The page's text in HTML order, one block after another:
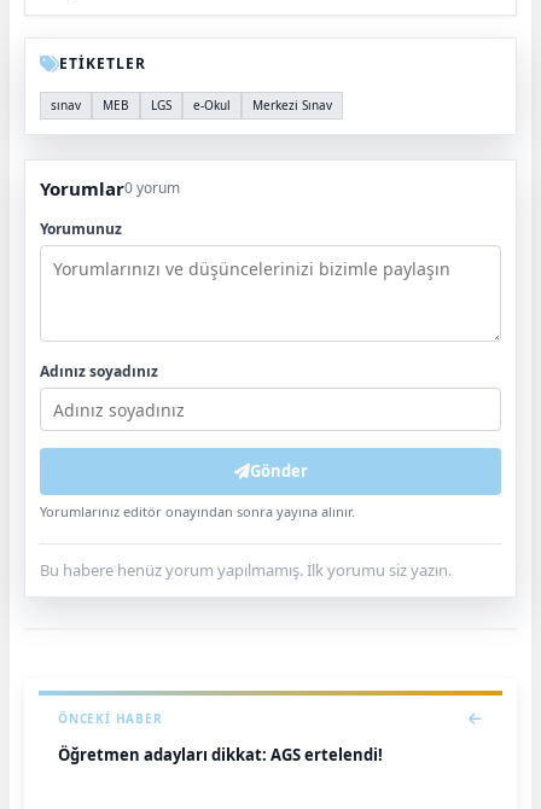
ETİKETLER
sınav MEB LGS e-Okul Merkezi Sınav
Yorumlar0 yorum
Yorumunuz
Adınız soyadınız
Gönder
Yorumlarınız editör onayından sonra yayına alınır.
Bu habere henüz yorum yapılmamış. İlk yorumu siz yazın.
ÖNCEKI HABER
Öğretmen adayları dikkat: AGS ertelendi!